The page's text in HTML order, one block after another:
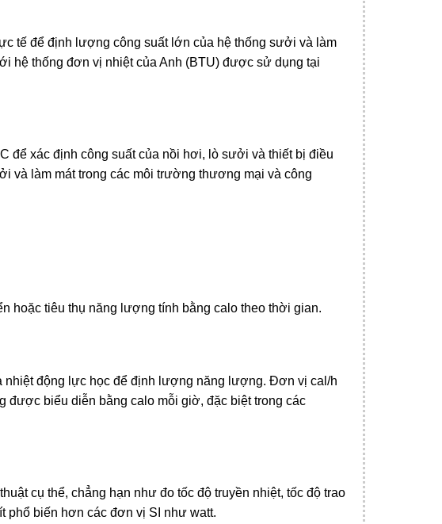
tế để định lượng công suất lớn của hệ thống sưởi và làm
hệ thống đơn vị nhiệt của Anh (BTU) được sử dụng tại
để xác định công suất của nồi hơi, lò sưởi và thiết bị điều
và làm mát trong các môi trường thương mại và công
hoặc tiêu thụ năng lượng tính bằng calo theo thời gian.
động lực học để định lượng năng lượng. Đơn vị cal/h
được biểu diễn bằng calo mỗi giờ, đặc biệt trong các
cụ thể, chẳng hạn như đo tốc độ truyền nhiệt, tốc độ trao
phổ biến hơn các đơn vị SI như watt.